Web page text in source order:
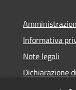
Informativa
Note legali
Dichiarazione